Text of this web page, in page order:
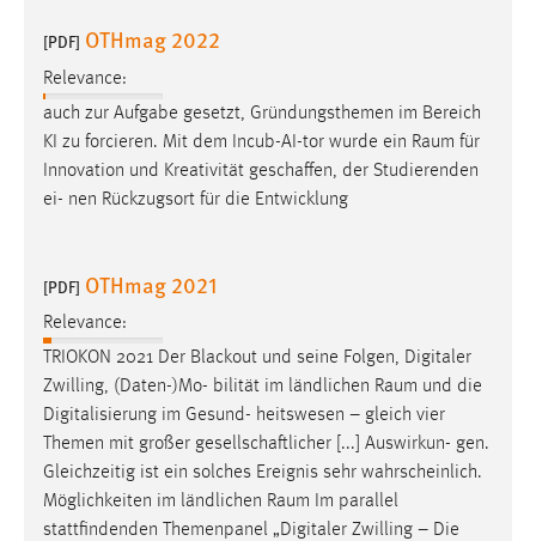
[PDF] OTHmag 2022
Relevance:
auch zur Aufgabe gesetzt, Gründungsthemen im Bereich
KI zu forcieren. Mit dem Incub-AI-tor wurde ein Raum für
Innovation und Kreativität geschaffen, der Studierenden
ei- nen Rückzugsort für die Entwicklung
[PDF] OTHmag 2021
Relevance:
TRIOKON 2021 Der Blackout und seine Folgen, Digitaler
Zwilling, (Daten-)Mo- bilität im ländlichen Raum und die
Digitalisierung im Gesund- heitswesen – gleich vier
Themen mit großer gesellschaftlicher [...] Auswirkun- gen.
Gleichzeitig ist ein solches Ereignis sehr wahrscheinlich.
Möglichkeiten im ländlichen Raum Im parallel
stattfindenden Themenpanel „Digitaler Zwilling – Die